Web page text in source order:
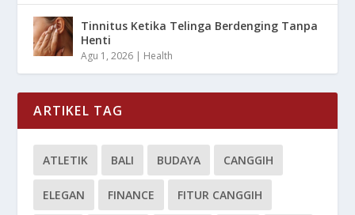
Tinnitus Ketika Telinga Berdenging Tanpa
Henti
Agu 1, 2026 | Health
ARTIKEL TAG
ATLETIK BALI BUDAYA CANGGIH
ELEGAN FINANCE FITUR CANGGIH